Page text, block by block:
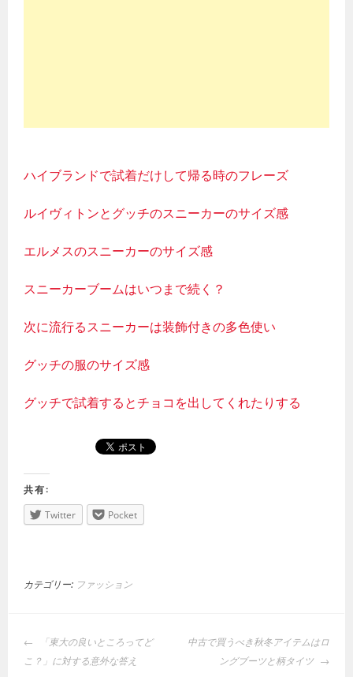
ハイブランドで試着だけして帰る時のフレーズ
ルイヴィトンとグッチのスニーカーのサイズ感
エルメスのスニーカーのサイズ感
スニーカーブームはいつまで続く？
次に流行るスニーカーは装飾付きの多色使い
グッチの服のサイズ感
グッチで試着するとチョコを出してくれたりする
共有:
Twitter
Pocket
カテゴリー: ファッション
投
稿
「東大の良いところってど
こ？」に対する意外な答え
中古で買うべき秋冬アイテムはロ
ングブーツと柄タイツ